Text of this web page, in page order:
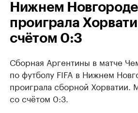
Нижнем Новгороде
проиграла
счётом 0:3
Сборная Аргентины в матче
по футболу FIFA в Нижнем
проиграла сборной Хорватии.
со счётом 0:3.